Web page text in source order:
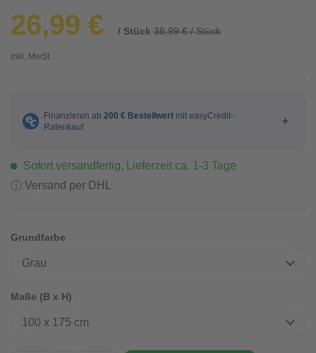
26,99 € / Stück 38,99 € / Stück
inkl. MwSt.
Sofort versandfertig, Lieferzeit ca. 1-3 Tage
ⓘ Versand per DHL
Grundfarbe
Grau
Maße (B x H)
100 x 175 cm